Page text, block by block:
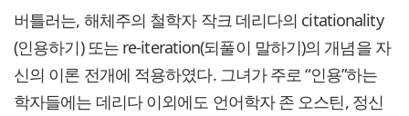
버틀러는, 해체주의 철학자 작크 데리다의 citationality
(인용하기) 또는 re-iteration(되풀이 말하기)의 개념을 자
신의 이론 전개에 적용하였다. 그녀가 주로 “인용”하는
학자들에는 데리다 이외에도 언어학자 존 오스틴, 정신